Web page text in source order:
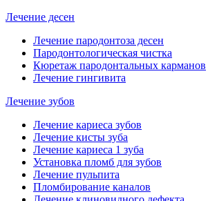
Лечение десен
Лечение пародонтоза десен
Пародонтологическая чистка
Кюретаж пародонтальных карманов
Лечение гингивита
Лечение зубов
Лечение кариеса зубов
Лечение кисты зуба
Лечение кариеса 1 зуба
Установка пломб для зубов
Лечение пульпита
Пломбирование каналов